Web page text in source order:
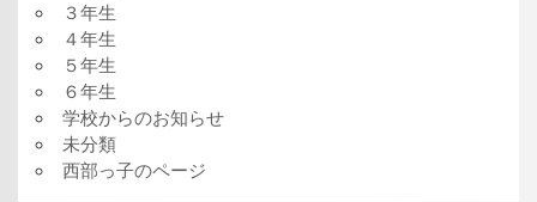
３年生
４年生
５年生
６年生
学校からのお知らせ
未分類
西部っ子のページ